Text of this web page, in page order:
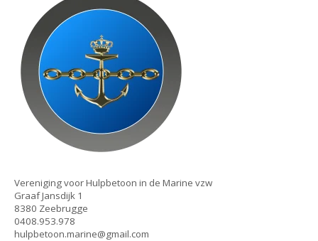
Vereniging voor Hulpbetoon in de Marine vzw
Graaf Jansdijk 1
8380 Zeebrugge
0408.953.978
hulpbetoon.marine@gmail.com